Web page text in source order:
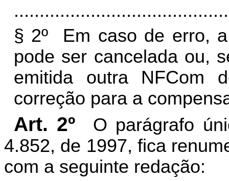
§ 2º Em caso de erro,
pode ser cancelada ou,
emitida outra NFCom
correção para a
Art. 2º
O parágrafo
4.852, de 1997, fica
com a seguinte redação: